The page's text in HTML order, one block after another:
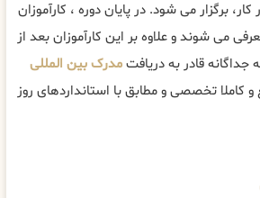
برگزار می شود. در پایان دوره ، کارآموزان
می شوند و علاوه بر این کارآموزان بعد از
جداگانه قادر به دریافتمدرک بین المللی
کاملا تخصصی و مطابق با استانداردهای روز